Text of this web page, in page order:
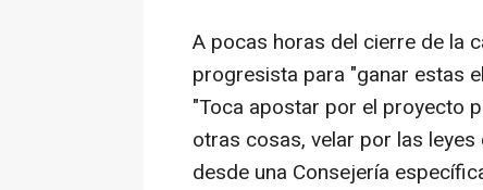
A pocas horas del cierre de la
progresista para "ganar estas
"Toca apostar por el proyecto
otras cosas, velar por las
desde una Consejería